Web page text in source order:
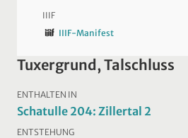
IIIF
IIIF-Manifest
Tuxergrund, Talschluss
ENTHALTEN IN
Schatulle 204: Zillertal 2
ENTSTEHUNG